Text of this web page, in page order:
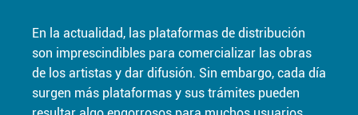
En la actualidad, las plataformas de distribución
son imprescindibles para comercializar las obras
de los artistas y dar difusión. Sin embargo, cada día
surgen más plataformas y sus trámites pueden